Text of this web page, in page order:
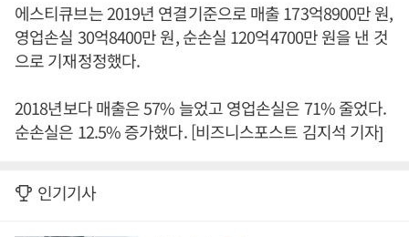
에스티큐브는 2019년 연결기준으로 매출 173억8900만 원,
영업손실 30억8400만 원, 순손실 120억4700만 원을 낸 것
으로 기재정정했다.
2018년보다 매출은 57% 늘었고 영업손실은 71% 줄었다.
순손실은 12.5% 증가했다. [비즈니스포스트 김지석 기자]
인기기사